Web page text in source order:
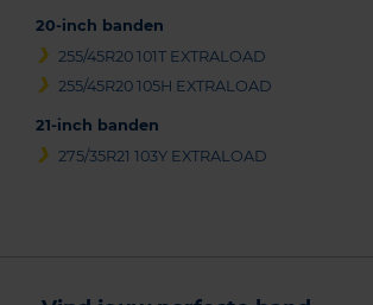
20-inch banden
255/45R20 101T EXTRALOAD
255/45R20 105H EXTRALOAD
21-inch banden
275/35R21 103Y EXTRALOAD